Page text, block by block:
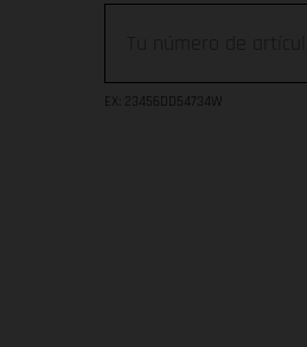
EX : 23456DD54734W